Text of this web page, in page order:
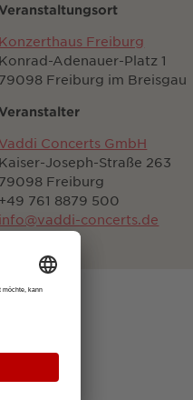
Freiburg
Adenauer-Platz 1
Freiburg im Breisgau
Concerts GmbH
Joseph-Straße 263
Freiburg
761 8879 500
concerts.de